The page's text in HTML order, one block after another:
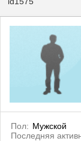
Пол: Мужской
Последняя